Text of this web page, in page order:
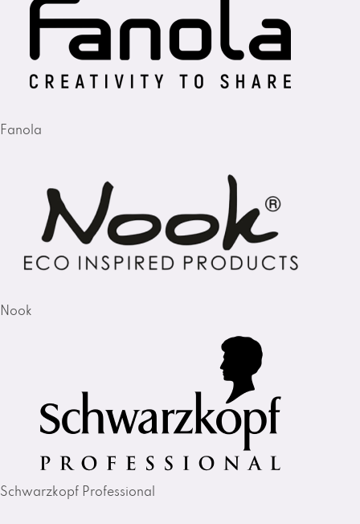
Fanola
Nook
Schwarzkopf Professional